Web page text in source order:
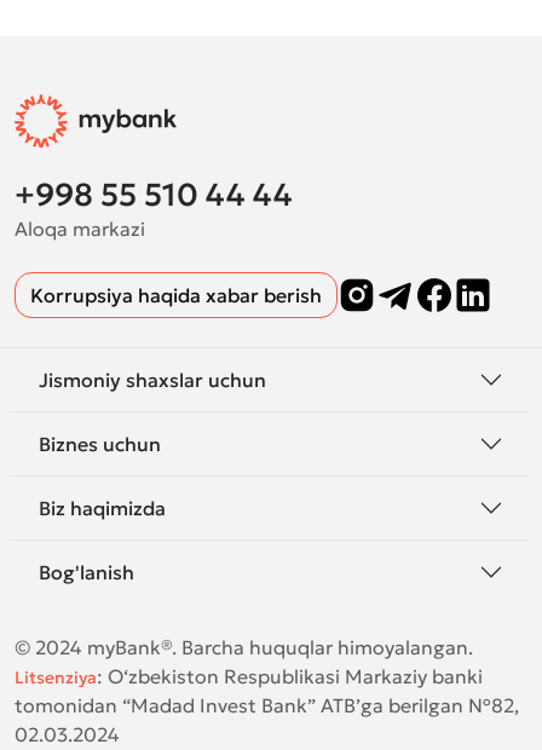
+998 55 510 44 44
Aloqa markazi
Korrupsiya haqida xabar berish
Jismoniy shaxslar uchun
Biznes uchun
Biz haqimizda
Bog'lanish
© 2024 myBank®. Barcha huquqlar himoyalangan.
Litsenziya: O‘zbekiston Respublikasi Markaziy banki
tomonidan “Madad Invest Bank” ATB’ga berilgan №82,
02.03.2024